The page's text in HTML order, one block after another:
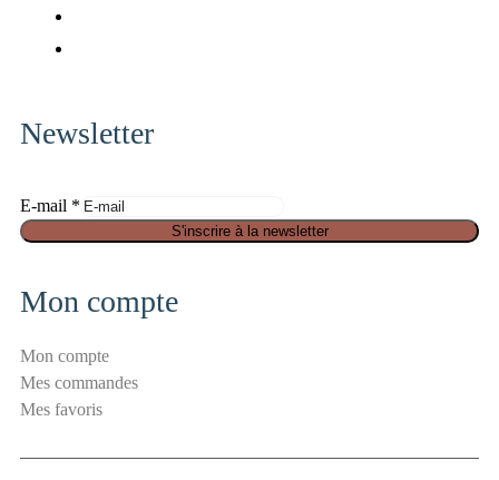
Newsletter
E-mail *
S
u
i
t
é
S'inscrire à la newsletter
Mon compte
Mon compte
Mes commandes
Mes favoris